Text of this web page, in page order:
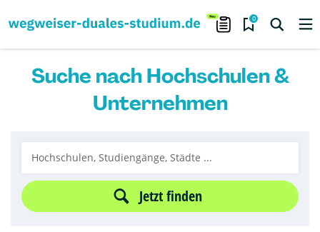
0
Suche nach Hochschulen &
Unternehmen
Jetzt finden